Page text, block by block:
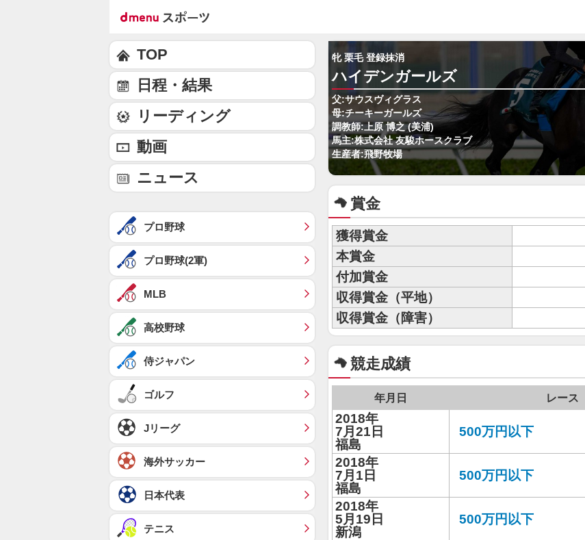
牝 栗毛 登録抹消
ハイデンガールズ
父:サウスヴィグラス
母:チーキーガールズ
調教師:上原 博之 (美浦)
馬主:株式会社 友駿ホースクラブ
生産者:飛野牧場
賞金
獲得賞金
本賞金
付加賞金
収得賞金（平地）
収得賞金（障害）
競走成績
年月日 レース
2018年
7月21日
福島
500万円以下
2018年
7月1日
福島
500万円以下
2018年
5月19日
新潟
500万円以下
TOP
日程・結果
リーディング
動画
ニュース
プロ野球
プロ野球(2軍)
MLB
高校野球
侍ジャパン
ゴルフ
Jリーグ
海外サッカー
日本代表
テニス